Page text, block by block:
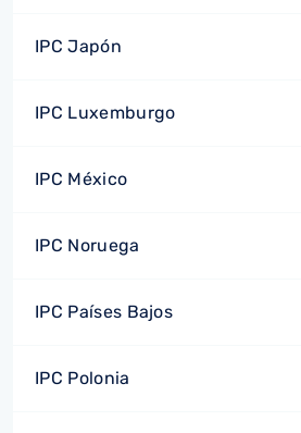
IPC Japón
IPC Luxemburgo
IPC México
IPC Noruega
IPC Países Bajos
IPC Polonia